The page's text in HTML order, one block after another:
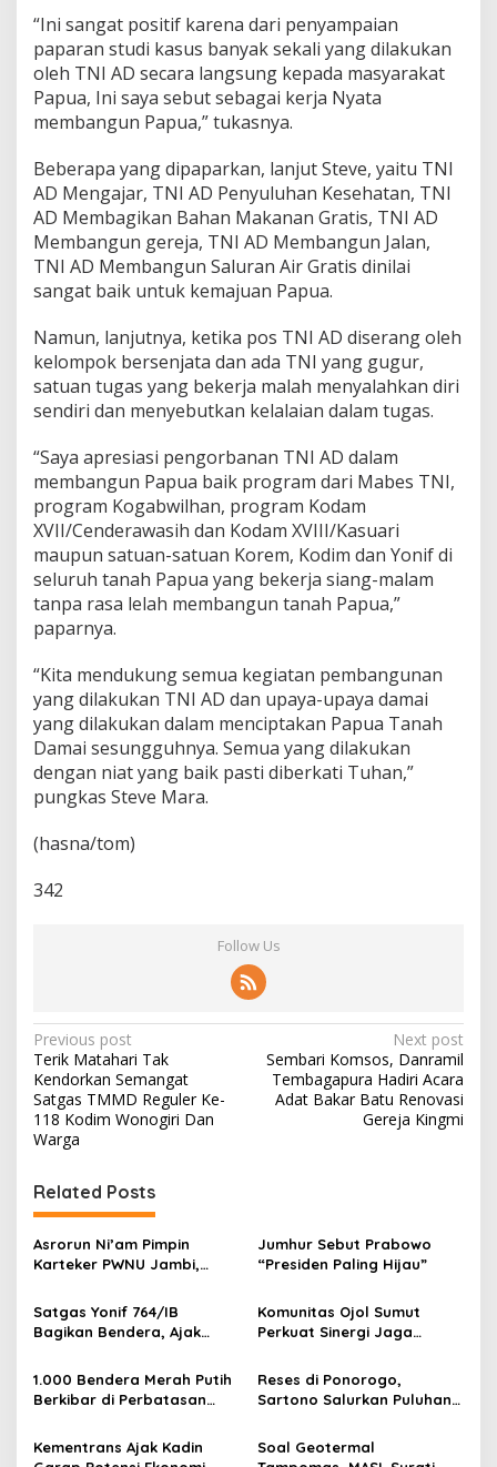
K
o
n
f
l
P
a
u
a
"
“Ini sangat positif karena dari penyampaian
paparan studi kasus banyak sekali yang dilakukan
oleh TNI AD secara langsung kepada masyarakat
Papua, Ini saya sebut sebagai kerja Nyata
membangun Papua,” tukasnya.
Beberapa yang dipaparkan, lanjut Steve, yaitu TNI
AD Mengajar, TNI AD Penyuluhan Kesehatan, TNI
AD Membagikan Bahan Makanan Gratis, TNI AD
Membangun gereja, TNI AD Membangun Jalan,
TNI AD Membangun Saluran Air Gratis dinilai
sangat baik untuk kemajuan Papua.
Namun, lanjutnya, ketika pos TNI AD diserang oleh
kelompok bersenjata dan ada TNI yang gugur,
satuan tugas yang bekerja malah menyalahkan diri
sendiri dan menyebutkan kelalaian dalam tugas.
“Saya apresiasi pengorbanan TNI AD dalam
membangun Papua baik program dari Mabes TNI,
program Kogabwilhan, program Kodam
XVII/Cenderawasih dan Kodam XVIII/Kasuari
maupun satuan-satuan Korem, Kodim dan Yonif di
seluruh tanah Papua yang bekerja siang-malam
tanpa rasa lelah membangun tanah Papua,”
paparnya.
“Kita mendukung semua kegiatan pembangunan
yang dilakukan TNI AD dan upaya-upaya damai
yang dilakukan dalam menciptakan Papua Tanah
Damai sesungguhnya. Semua yang dilakukan
dengan niat yang baik pasti diberkati Tuhan,”
pungkas Steve Mara.
(hasna/tom)
342
Follow Us
P
o
s
t
a
v
i
a
i
o
n
Previous post
Terik Matahari Tak
Kendorkan Semangat
Satgas TMMD Reguler Ke-
118 Kodim Wonogiri Dan
Warga
Next post
Sembari Komsos, Danramil
Tembagapura Hadiri Acara
Adat Bakar Batu Renovasi
Gereja Kingmi
Related Posts
Asrorun Ni’am Pimpin
Karteker PWNU Jambi,
Muda Visioner untuk Abad
Kedua NU
Jumhur Sebut Prabowo
“Presiden Paling Hijau”
Satgas Yonif 764/IB
Bagikan Bendera, Ajak
HUT RI
Komunitas Ojol Sumut
Perkuat Sinergi Jaga
1.000 Bendera Merah Putih
Berkibar di Perbatasan
Reses di Ponorogo,
Sartono Salurkan Puluhan
Kementrans Ajak Kadin
Soal Geotermal